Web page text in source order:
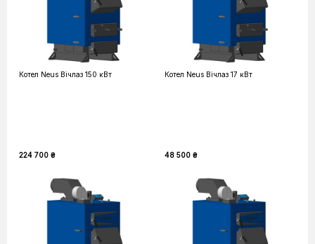
Котел Neus Вічлаз 150 кВт
224 700 ₴
Котел Neus Вічлаз 17 кВт
48 500 ₴